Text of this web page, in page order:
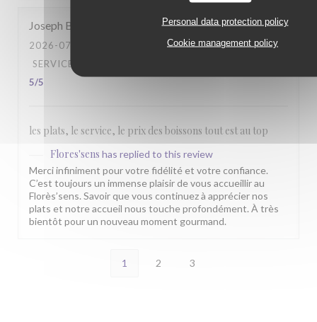
Personal data protection policy
Cookie management policy
Joseph B
2026-07-26
- 13:00 - GUESTS 6
SERVICE
5/5
les plats, le service, le prix des boissons tout est au top
Flores'sens has replied to this review
Merci infiniment pour votre fidélité et votre confiance.
C’est toujours un immense plaisir de vous accueillir au
Florès’sens. Savoir que vous continuez à apprécier nos
plats et notre accueil nous touche profondément. À très
bientôt pour un nouveau moment gourmand.
1 2 3